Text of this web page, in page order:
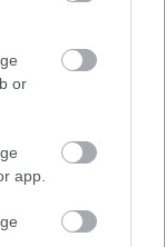
or
app.
egyre
kaphat és